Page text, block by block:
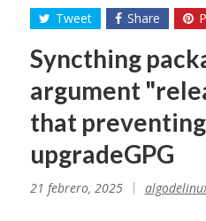
Tweet Share
Syncthing
argument
that
upgradeGPG
21 febrero, 2025